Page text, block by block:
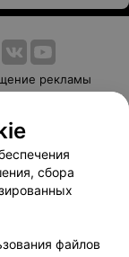
рекламы
оплаты
сбора
файлов